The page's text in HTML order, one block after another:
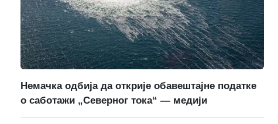
Немачка одбија да открије обавештајне податке
о саботажи „Северног тока“ — медији